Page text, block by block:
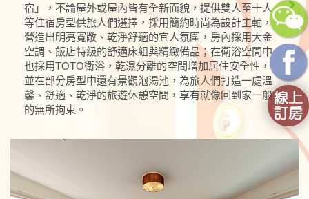
宿」，不論屋外或屋內皆有全新面貌，提供雙人至十人
等住宿房型供旅人們選擇，採用簡約時尚為設計主軸，
營造出明亮寬敞、乾淨舒適的宜人氛圍，房內採用大金
空調、飯店特級的舒適床組與精緻備品；在衛浴空間中
也採用TOTO衛浴，乾濕分離的空間增加居住安全性，
並在部分房型中還有景觀泡湯池，為旅人們打造一處溫
馨、舒適、乾淨的旅遊休憩空間，享有就像回到家一般
的無所拘束。